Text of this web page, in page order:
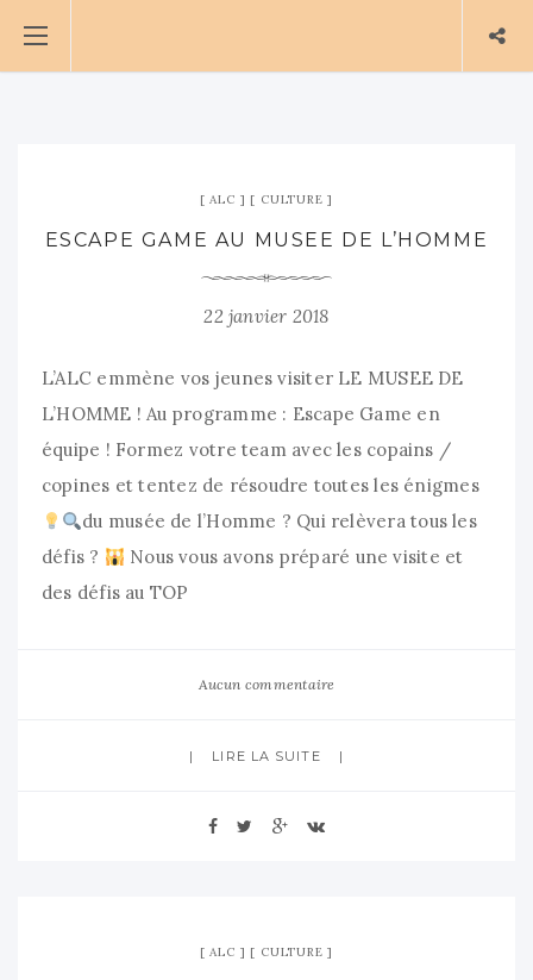
ALC CULTURE
ESCAPE GAME AU MUSEE DE L’HOMME
22 janvier 2018
L’ALC emmène vos jeunes visiter LE MUSEE DE
L’HOMME ! Au programme : Escape Game en
équipe ! Formez votre team avec les copains /
copines et tentez de résoudre toutes les énigmes
du musée de l’Homme ? Qui relèvera tous les
défis ?
Nous vous avons préparé une visite et
des défis au TOP
Aucun commentaire
LIRE LA SUITE
ALC CULTURE